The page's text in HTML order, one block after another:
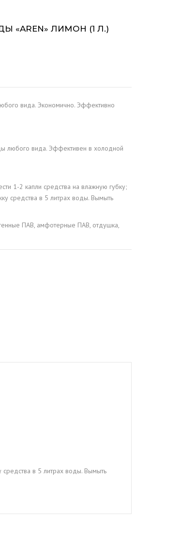
«AREN» ЛИМОН (1 Л.)
вида. Экономично. Эффективно
любого вида. Эффективен в холодной
1-2 капли средства на влажную губку;
средства в 5 литрах воды. Вымыть
ПАВ, амфотерные ПАВ, отдушка,
в 5 литрах воды. Вымыть